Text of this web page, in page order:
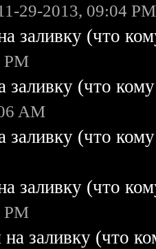
29-2013, 09:04 PM
заливку (что
PM
заливку (что
AM
заливку (что
заливку (что
PM
заливку (что